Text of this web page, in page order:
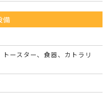
備
ースター、食器、カトラリ